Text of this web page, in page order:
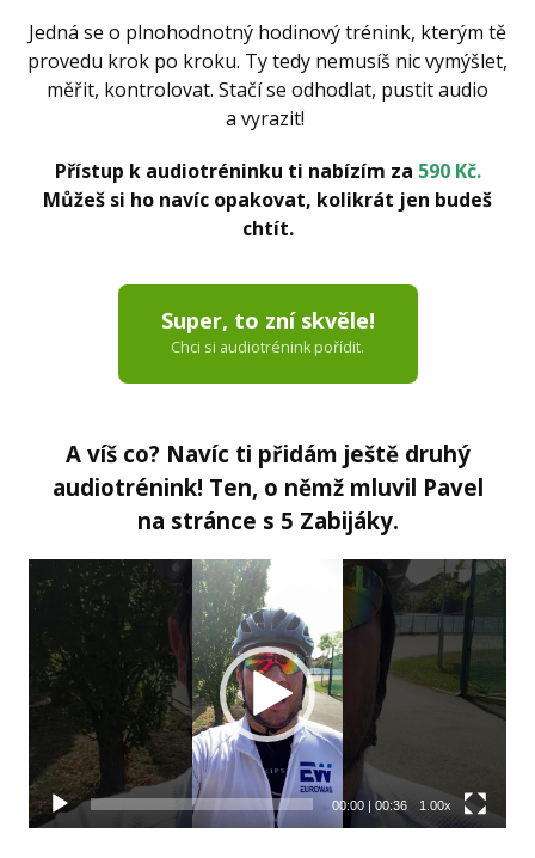
Jedná se o plnohodnotný hodinový trénink, kterým tě
provedu krok po kroku. Ty tedy nemusíš nic vymýšlet,
měřit, kontrolovat. Stačí se odhodlat, pustit audio
a vyrazit!
Přístup k audiotréninku ti nabízím za 590 Kč.
Můžeš si ho navíc opakovat, kolikrát jen budeš
chtít.
Super, to zní skvěle!
Chci si audiotrénink pořídit.
A víš co? Navíc ti přidám ještě druhý
audiotrénink! Ten, o němž mluvil Pavel
na stránce s 5 Zabijáky.
Video
přehrávač
00:00 00:36 1.00x